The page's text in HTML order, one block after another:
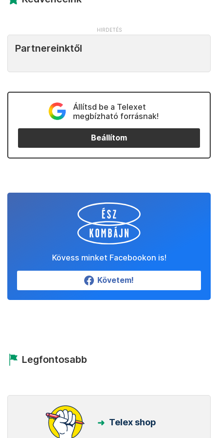
Partnereinktől
Állítsd be a Telexet
megbízható forrásnak!
Beállítom
Kövess minket Facebookon is!
Követem!
Legfontosabb
Telex shop